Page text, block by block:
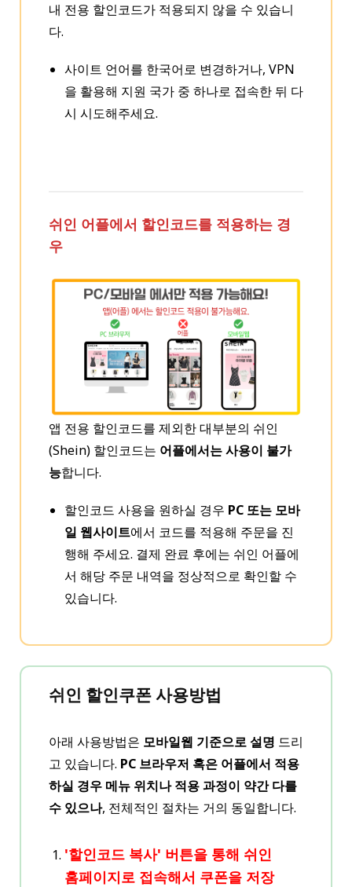
내 전용 할인코드가 적용되지 않을 수 있습니
다.
사이트 언어를 한국어로 변경하거나, VPN
을 활용해 지원 국가 중 하나로 접속한 뒤 다
시 시도해주세요.
쉬인 어플에서 할인코드를 적용하는 경
우
앱 전용 할인코드를 제외한 대부분의 쉬인
(Shein) 할인코드는 어플에서는 사용이 불가
능합니다.
할인코드 사용을 원하실 경우 PC 또는 모바
일 웹사이트에서 코드를 적용해 주문을 진
행해 주세요. 결제 완료 후에는 쉬인 어플에
서 해당 주문 내역을 정상적으로 확인할 수
있습니다.
쉬인 할인쿠폰 사용방법
아래 사용방법은 모바일웹 기준으로 설명 드리
고 있습니다. PC 브라우저 혹은 어플에서 적용
하실 경우 메뉴 위치나 적용 과정이 약간 다를
수 있으나, 전체적인 절차는 거의 동일합니다.
'할인코드 복사' 버튼을 통해 쉬인
홈페이지로 접속해서 쿠폰을 저장